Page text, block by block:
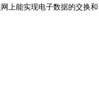
上能实现电子数据的交换